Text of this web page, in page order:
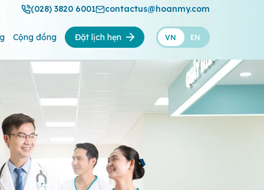
(028) 3820 6001 contactus@hoanmy.com
Cộng đồng Đặt lịch hẹn VN EN